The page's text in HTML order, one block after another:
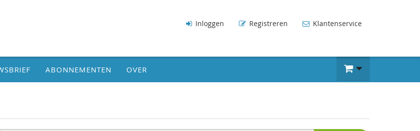
Inloggen Registreren Klantenservice
ABONNEMENTEN OVER